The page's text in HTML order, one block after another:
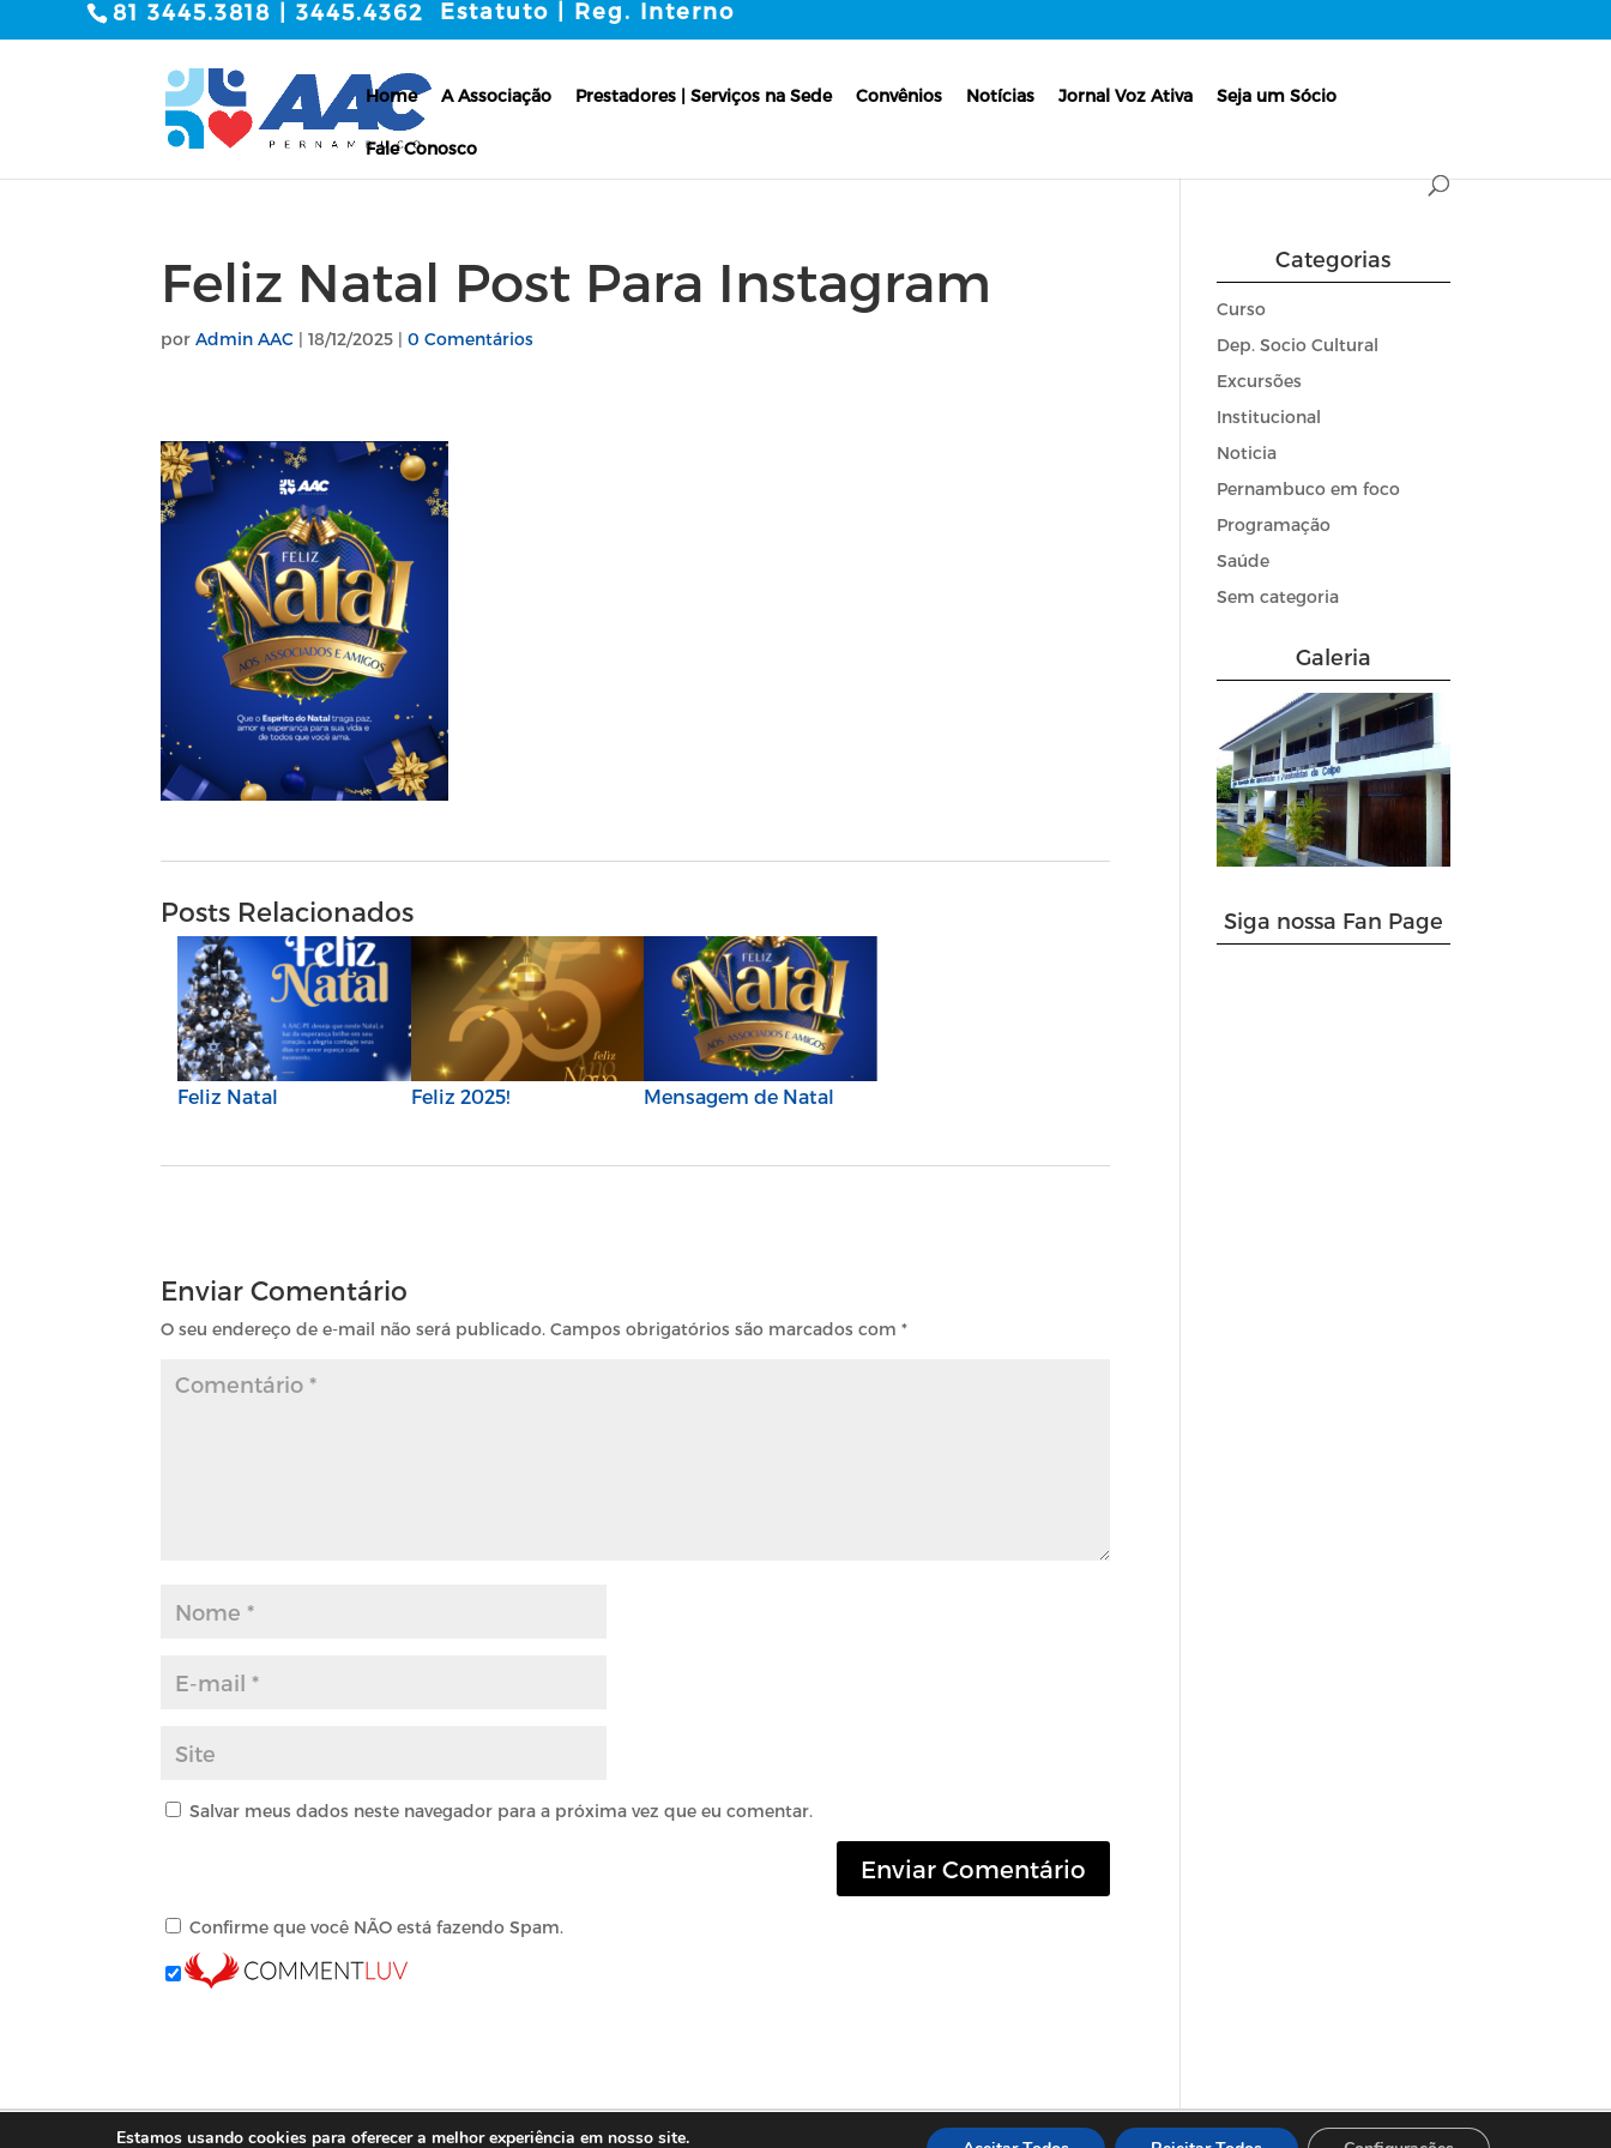
81 3445.3818 | 3445.4362 Estatuto | Reg. Interno
Home A Associação Prestadores | Serviços na Sede Convênios Notícias Jornal Voz Ativa Seja um Sócio
Fale Conosco
Feliz Natal Post Para Instagram
porAdmin AAC |18/12/2025 |0 Comentários
Posts Relacionados
Feliz Natal Feliz 2025! Mensagem de Natal
Enviar Comentário
O seu endereço de e-mail não será publicado. Campos obrigatórios são marcados com*
Salvar meus dados neste navegador para a próxima vez que eu comentar.
Confirme que você NÃO está fazendo Spam.
Categorias
Curso
Dep. Socio Cultural
Excursões
Institucional
Noticia
Pernambuco em foco
Programação
Saúde
Sem categoria
Galeria
Siga nossa Fan Page
Estamos usando cookies para oferecer a melhor experiência em nosso site.